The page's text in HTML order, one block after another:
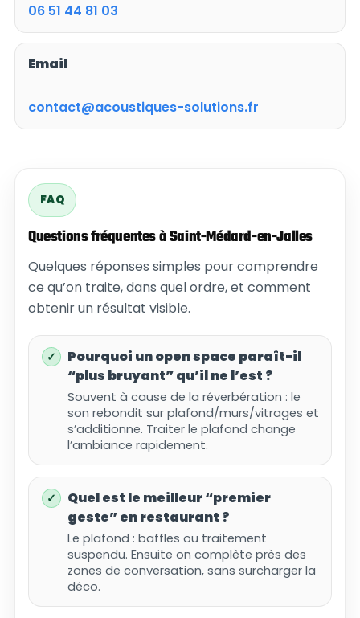
06 51 44 81 03
Email
contact@acoustiques-solutions.fr
FAQ
Questions fréquentes à Saint-Médard-en-Jalles
Quelques réponses simples pour comprendre
ce qu’on traite, dans quel ordre, et comment
obtenir un résultat visible.
Pourquoi un open space paraît-il
“plus bruyant” qu’il ne l’est ?
Souvent à cause de la réverbération : le
son rebondit sur plafond/murs/vitrages et
s’additionne. Traiter le plafond change
l’ambiance rapidement.
Quel est le meilleur “premier
geste” en restaurant ?
Le plafond : baffles ou traitement
suspendu. Ensuite on complète près des
zones de conversation, sans surcharger la
déco.